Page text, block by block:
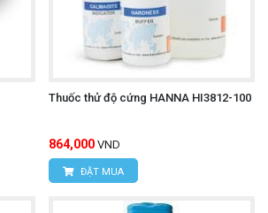
Thuốc thử độ cứng HANNA HI3812-100
864,000 VND
ĐẶT MUA